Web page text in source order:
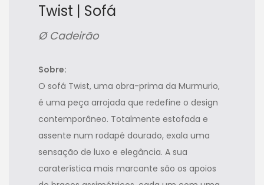
Twist | Sofá
Ø Cadeirão
Sobre:
O sofá Twist, uma obra-prima da Murmurio,
é uma peça arrojada que redefine o design
contemporâneo. Totalmente estofada e
assente num rodapé dourado, exala uma
sensação de luxo e elegância. A sua
caraterística mais marcante são os apoios